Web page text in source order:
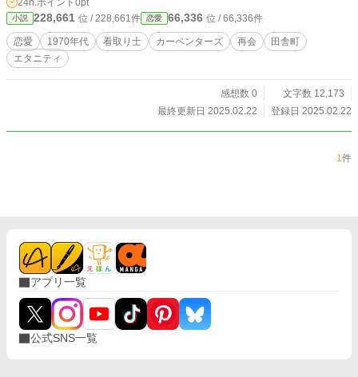
24h.ポイント 0pt
小説 228,661 位 / 228,661件 恋愛 66,336 位 / 66,336件
恋愛 1970年代 看取り士 カーペンターズ 再会
田舎町
エタニティ
感想数 0
文字数 12,173
最終更新日 2025.02.22
登録日 2025.02.22
1件
アプリ一覧
公式SNS一覧